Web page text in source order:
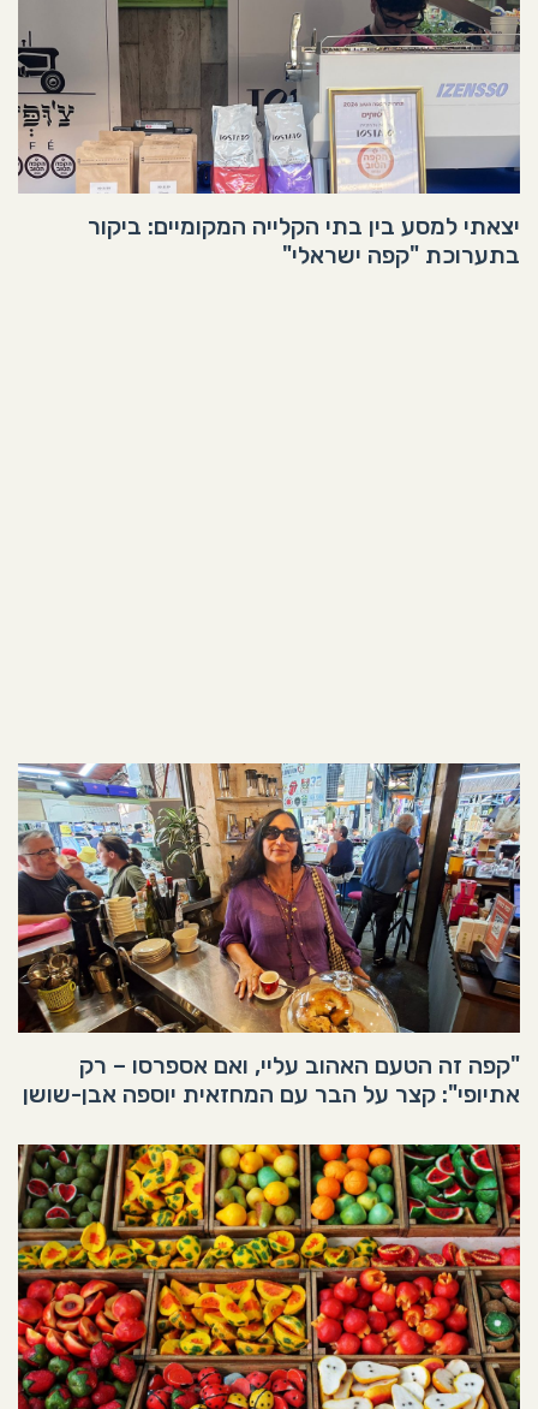
יצאתי למסע בין בתי הקלייה המקומיים: ביקור
בתערוכת "קפה ישראלי"
"קפה זה הטעם האהוב עליי, ואם אספרסו – רק
אתיופי": קצר על הבר עם המחזאית יוספה אבן-שושן